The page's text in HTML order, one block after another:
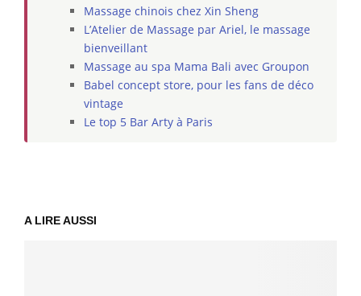
Massage chinois chez Xin Sheng
L’Atelier de Massage par Ariel, le massage
bienveillant
Massage au spa Mama Bali avec Groupon
Babel concept store, pour les fans de déco
vintage
Le top 5 Bar Arty à Paris
A LIRE AUSSI